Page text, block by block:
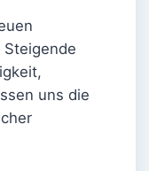
Steigende
uns die